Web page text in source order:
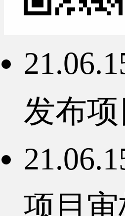
发布项
项目